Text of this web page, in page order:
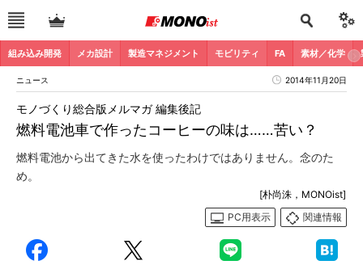
組み込み開発 メカ設計 製造マネジメント モビリティ FA 素材／化学
ニュース 2014年11月20日
燃料電池車で作ったコーヒーの味は……苦い？
モノづくり総合版メルマガ 編集後記
燃料電池から出てきた水を使ったわけではありません。念のた
め。
[朴尚洙，MONOist]
PC用表示
関連情報